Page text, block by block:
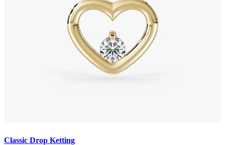
Classic Drop Ketting